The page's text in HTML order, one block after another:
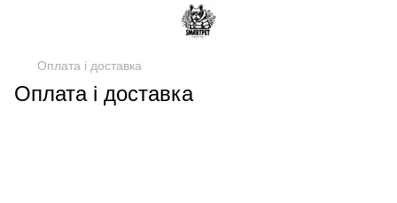
Оплата і доставка
Оплата і доставка